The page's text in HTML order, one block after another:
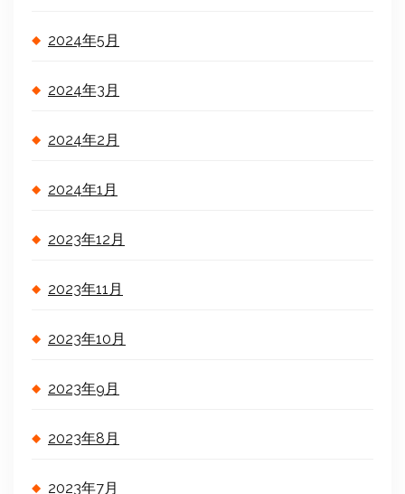
2024年5月
2024年3月
2024年2月
2024年1月
2023年12月
2023年11月
2023年10月
2023年9月
2023年8月
2023年7月